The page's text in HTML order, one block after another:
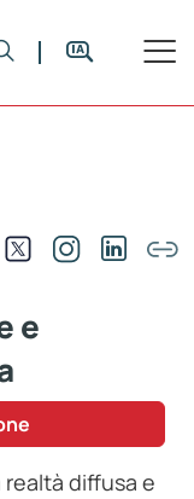
e
realtà diffusa e